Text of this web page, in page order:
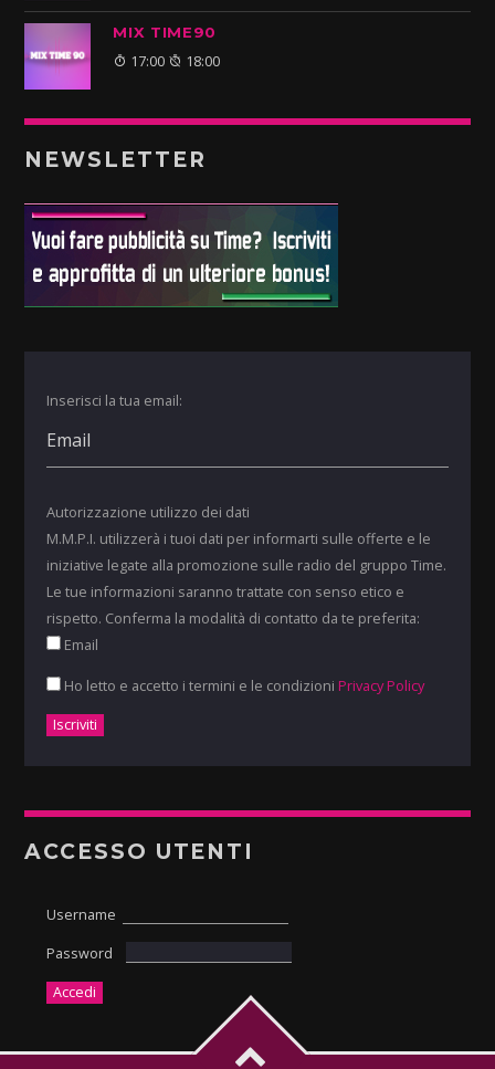
MIX TIME90
17:00 18:00
NEWSLETTER
Inserisci la tua email:
Autorizzazione utilizzo dei dati
M.M.P.I. utilizzerà i tuoi dati per informarti sulle offerte e le
iniziative legate alla promozione sulle radio del gruppo Time.
Le tue informazioni saranno trattate con senso etico e
rispetto. Conferma la modalità di contatto da te preferita:
Email
Ho letto e accetto i termini e le condizioni Privacy Policy
ACCESSO UTENTI
Username
Password